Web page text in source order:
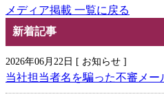
メディア掲載 一覧に戻る
新着記事
2026年06月22日 [ お知らせ ]
当社担当者名を騙った不審メー